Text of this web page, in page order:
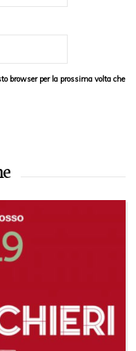
browser per la prossima volta che